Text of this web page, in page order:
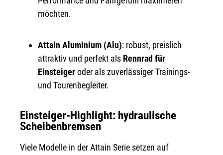
möchten.
Attain Aluminium (Alu): robust, preislich
attraktiv und perfekt als Rennrad für
Einsteigeroder als zuverlässiger Trainings-
und Tourenbegleiter.
Einsteiger-Highlight: hydraulische
Scheibenbremsen
Viele Modelle in der Attain Serie setzen auf